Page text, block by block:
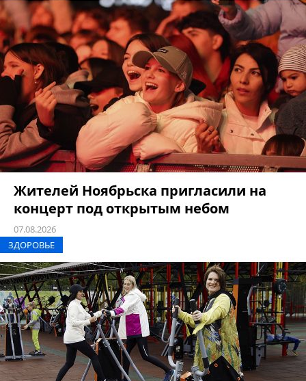
Жителей Ноябрьска пригласили на
концерт под открытым небом
07.08.2026
ЗДОРОВЬЕ